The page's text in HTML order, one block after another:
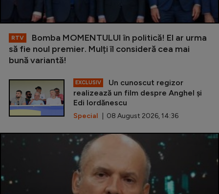
RTV
Bomba MOMENTULUI în politică! El ar urma
să fie noul premier. Mulți îl consideră cea mai
bună variantă!
EXCLUSIV
Un cunoscut regizor
realizează un film despre Anghel și
Edi Iordănescu
Special | 08 August 2026, 14:36